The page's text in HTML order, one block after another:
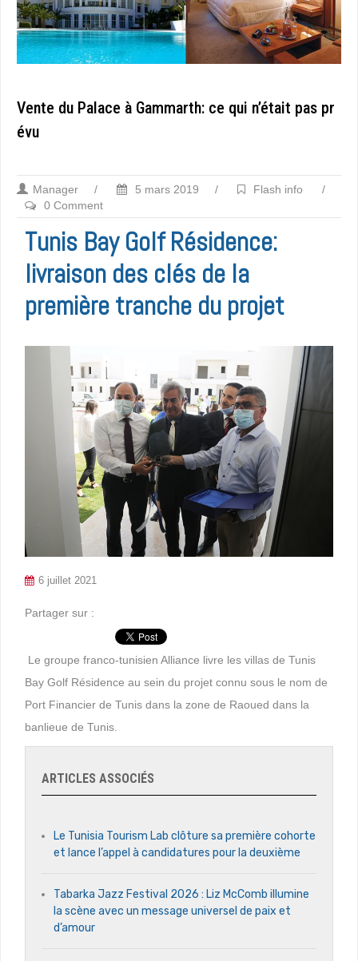
Vente du Palace à Gammarth: ce qui n’était pas pr
évu
Manager / 5 mars 2019 / Flash info
/
0 Comment
Tunis Bay Golf Résidence:
livraison des clés de la
première tranche du projet
6 juillet 2021
Partager sur :
Le groupe franco-tunisien Alliance livre les villas de Tunis
Bay Golf Résidence au sein du projet connu sous le nom de
Port Financier de Tunis dans la zone de Raoued dans la
banlieue de Tunis.
ARTICLES ASSOCIÉS
Le Tunisia Tourism Lab clôture sa première cohorte
et lance l’appel à candidatures pour la deuxième
Tabarka Jazz Festival 2026 : Liz McComb illumine
la scène avec un message universel de paix et
d’amour